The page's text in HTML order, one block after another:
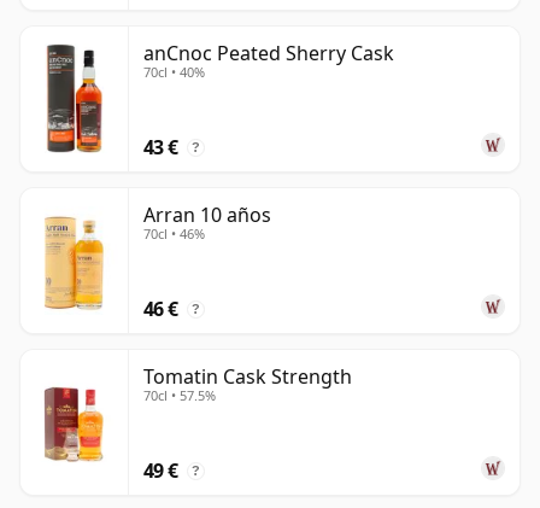
anCnoc Peated Sherry Cask
70cl • 40%
43 € ?
Arran 10 años
70cl • 46%
46 € ?
Tomatin Cask Strength
70cl • 57.5%
49 € ?